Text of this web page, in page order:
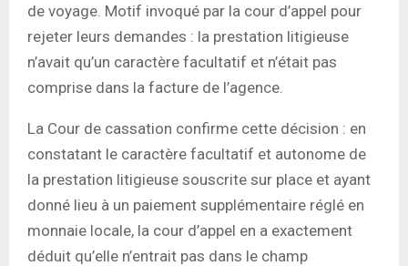
de voyage. Motif invoqué par la cour d’appel pour
rejeter leurs demandes : la prestation litigieuse
n’avait qu’un caractère facultatif et n’était pas
comprise dans la facture de l’agence.
La Cour de cassation confirme cette décision : en
constatant le caractère facultatif et autonome de
la prestation litigieuse souscrite sur place et ayant
donné lieu à un paiement supplémentaire réglé en
monnaie locale, la cour d’appel en a exactement
déduit qu’elle n’entrait pas dans le champ